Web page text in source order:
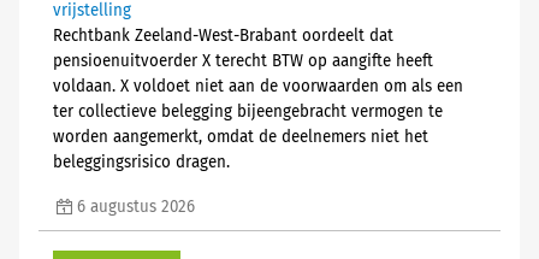
vrijstelling
Rechtbank Zeeland-West-Brabant oordeelt dat
pensioenuitvoerder X terecht BTW op aangifte heeft
voldaan. X voldoet niet aan de voorwaarden om als een
ter collectieve belegging bijeengebracht vermogen te
worden aangemerkt, omdat de deelnemers niet het
beleggingsrisico dragen.
6 augustus 2026